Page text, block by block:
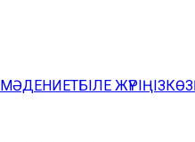
МӘДЕНИЕТБІЛЕ ЖҮРІҢІЗ